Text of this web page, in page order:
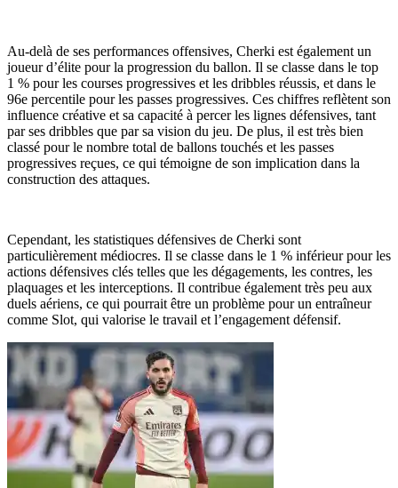
Au-delà de ses performances offensives, Cherki est également un
joueur d’élite pour la progression du ballon. Il se classe dans le top
1 % pour les courses progressives et les dribbles réussis, et dans le
96e percentile pour les passes progressives. Ces chiffres reflètent son
influence créative et sa capacité à percer les lignes défensives, tant
par ses dribbles que par sa vision du jeu. De plus, il est très bien
classé pour le nombre total de ballons touchés et les passes
progressives reçues, ce qui témoigne de son implication dans la
construction des attaques.
Cependant, les statistiques défensives de Cherki sont
particulièrement médiocres. Il se classe dans le 1 % inférieur pour les
actions défensives clés telles que les dégagements, les contres, les
plaquages ​​et les interceptions. Il contribue également très peu aux
duels aériens, ce qui pourrait être un problème pour un entraîneur
comme Slot, qui valorise le travail et l’engagement défensif.